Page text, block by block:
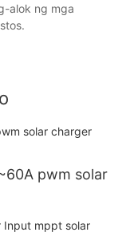
alok ng mga
pwm solar